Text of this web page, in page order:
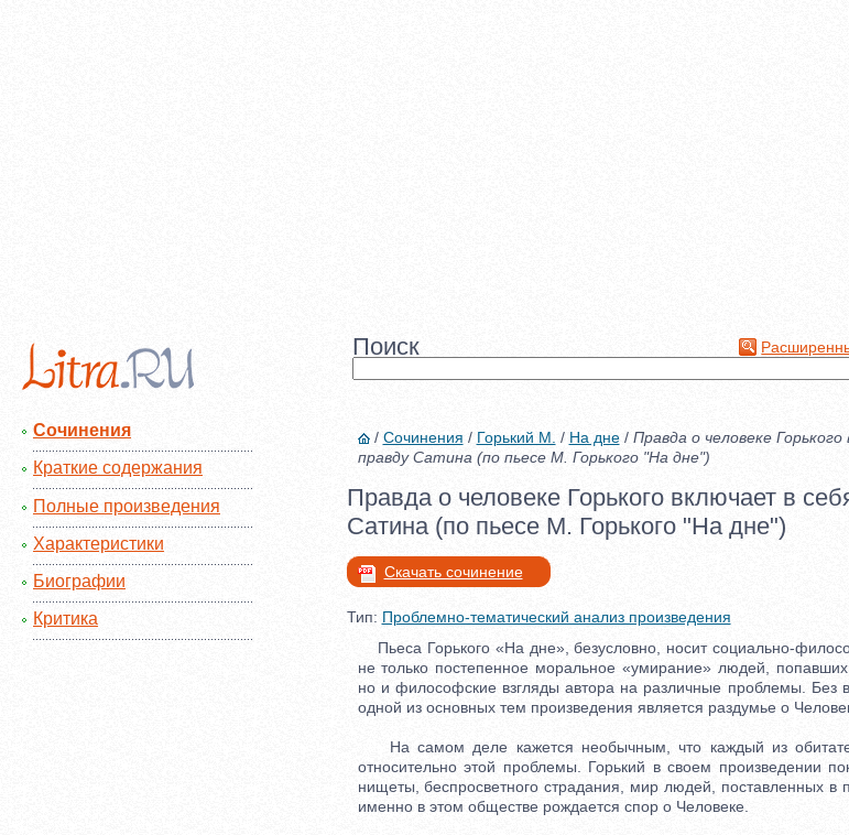
Поиск
Сочинения
Краткие содержания
Полные произведения
Характеристики
Биографии
Критика
/ Сочинения / Горький М. / На дне/ Правда о человеке
правду Сатина (по пьесе М. Горького "На дне")
Правда о человеке Горького включает в
Сатина (по пьесе М. Горького "На дне")
Скачать сочинение
Тип: Проблемно-тематический анализ произведения
Пьеса Горького «На дне», безусловно, носит социально-
не только постепенное моральное «умирание» людей,
но и философские взгляды автора на различные проблемы. Без
одной из основных тем произведения является раздумье о
На самом деле кажется необычным, что каждый из
относительно этой проблемы. Горький в своем произведении
нищеты, беспросветного страдания, мир людей, поставленных в
именно в этом обществе рождается спор о Человеке.